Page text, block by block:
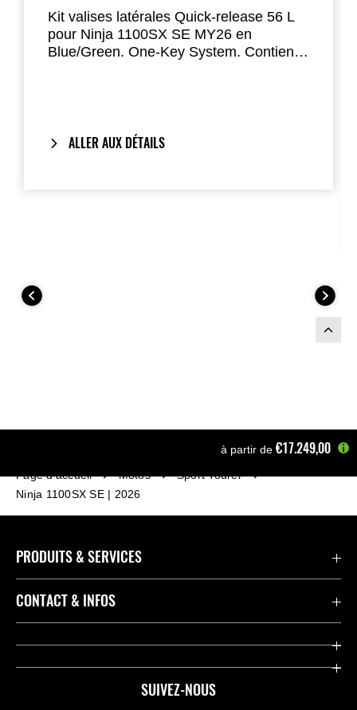
Kit valises latérales Quick-release 56 L
pour Ninja 1100SX SE MY26 en
Blue/Green. One-Key System. Contient :
99994042360RB, serrures 999941566.
ALLER AUX DÉTAILS
à partir de €17.249,00
Page d'accueil Motos
Sport Tourer
Ninja 1100SX SE | 2026
SUIVEZ-NOUS
PRODUITS & SERVICES
Accessoires & Pièces
Concessionnaires
CONTACT & INFOS
Contact